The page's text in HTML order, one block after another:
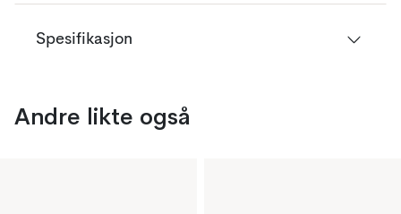
Spesifikasjon
Andre likte også